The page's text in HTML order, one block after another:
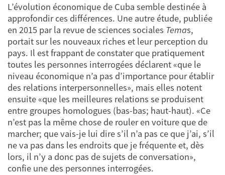
L’évolution économique de Cuba semble destinée à
approfondir ces différences. Une autre étude, publiée
en 2015 par la revue de sciences sociales Temas,
portait sur les nouveaux riches et leur perception du
pays. Il est frappant de constater que pratiquement
toutes les personnes interrogées déclarent «que le
niveau économique n’a pas d’importance pour établir
des relations interpersonnelles», mais elles notent
ensuite «que les meilleures relations se produisent
entre groupes homologues (bas-bas; haut-haut). «Ce
n’est pas la même chose de rouler en voiture que de
marcher; que vais-je lui dire s’il n’a pas ce que j’ai, s’il
ne va pas dans les endroits que je fréquente et, dès
lors, il n’y a donc pas de sujets de conversation»,
confie une des personnes interrogées.